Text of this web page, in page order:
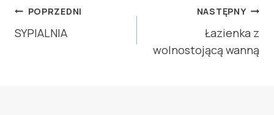
NAWIGACJA
WPISU
POPRZEDNI
SYPIALNIA
NASTĘPNY
Łazienka z
wolnostojącą wanną